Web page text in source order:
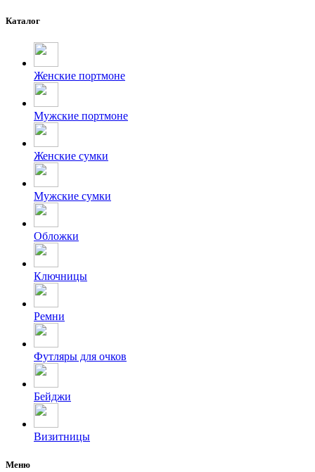
Каталог
Женские портмоне
Мужские портмоне
Женские сумки
Мужские сумки
Обложки
Ключницы
Ремни
Футляры для очков
Бейджи
Визитницы
Меню